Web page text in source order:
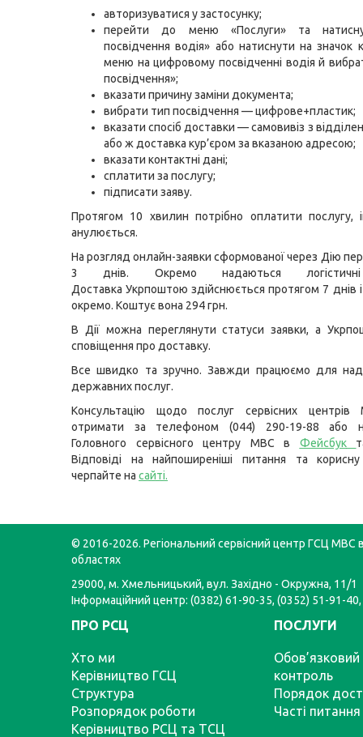
авторизуватися у застосунку;
перейти до меню «Послуги» та
посвідчення водія» або натиснути на значок
меню на цифровому посвідченні водія й
посвідчення»;
вказати причину заміни документа;
вибрати тип посвідчення — цифрове+пластик;
вказати спосіб доставки — самовивіз з
або ж доставка кур’єром за вказаною адресою;
вказати контактні дані;
сплатити за послугу;
підписати заяву.
Протягом 10 хвилин потрібно оплатити послугу,
анулюється.
На розгляд онлайн-заявки сформованої через Дію
3 днів. Окремо надаються
Доставка Укрпоштою здійснюється протягом 7 днів
окремо. Коштує вона 294 грн.
В Дії можна переглянути статуси заявки, а
сповіщення про доставку.
Все швидко та зручно. Завжди працюємо для
державних послуг.
Консультацію щодо послуг сервісних
отримати за телефоном (044) 290-19-88 або
Головного сервісного центру МВС в Фейсбук
Відповіді на найпоширеніші питання та
черпайте на сайті.
© 2016-2026. Регіональний сервісний центр ГСЦ МВС
областях
29000, м. Хмельницький, вул. Західно - Окружна, 11/1
Інформаційний центр: (0382) 61-90-35, (0352) 51-91-
ПРО РСЦ
Хто ми
Керівництво ГСЦ
Структура
Розпорядок роботи
Керівництво РСЦ та ТСЦ
ПОСЛУГИ
Обов’язковий
контроль
Порядок
Часті питання